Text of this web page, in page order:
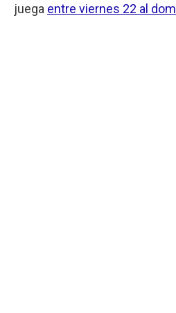
juega entre viernes 22 al